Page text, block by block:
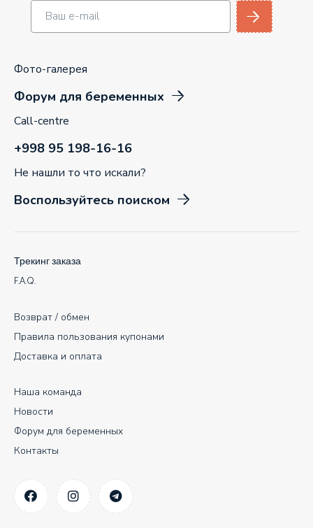
Фото-галерея
Форум для беременных
Call-centre
+998 95 198-16-16
Не нашли то что искали?
Воспользуйтесь поиском
Наша команда
Новости
Форум для беременных
Контакты
Возврат / обмен
Правила пользования купонами
Доставка и оплата
Трекинг заказа
F.A.Q.